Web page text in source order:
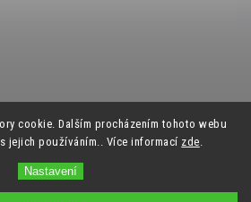
cookie. Dalším procházením tohoto webu
jejich používáním.. Více informací zde
Nastavení